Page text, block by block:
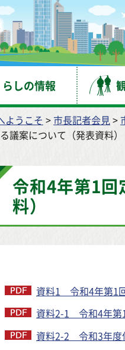
仙台市
らしの情報
ようこそ >市長記者会見>
議案について（発表資料）
令和4年第1回
料）
資料1 令和4年第1
資料2-1 令和4年第1
資料2-2 令和3年度